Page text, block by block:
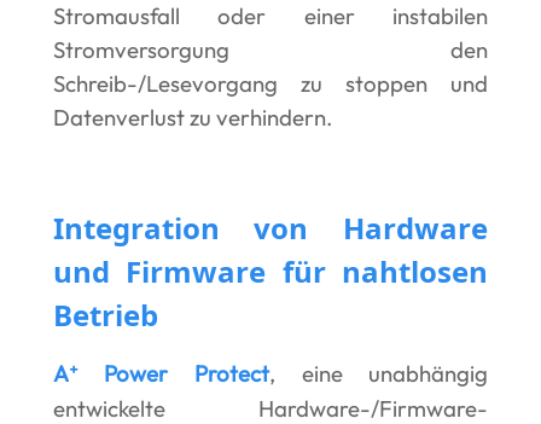
Stromausfall oder einer instabilen
Stromversorgung den
Schreib-/Lesevorgang zu stoppen und
Datenverlust zu verhindern.
Integration von Hardware
und Firmware für nahtlosen
Betrieb
A⁺ Power Protect, eine unabhängig
entwickelte Hardware-/Firmware-